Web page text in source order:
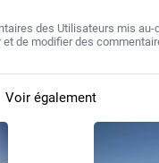
des Utilisateurs mis
de modifier des
Voir également